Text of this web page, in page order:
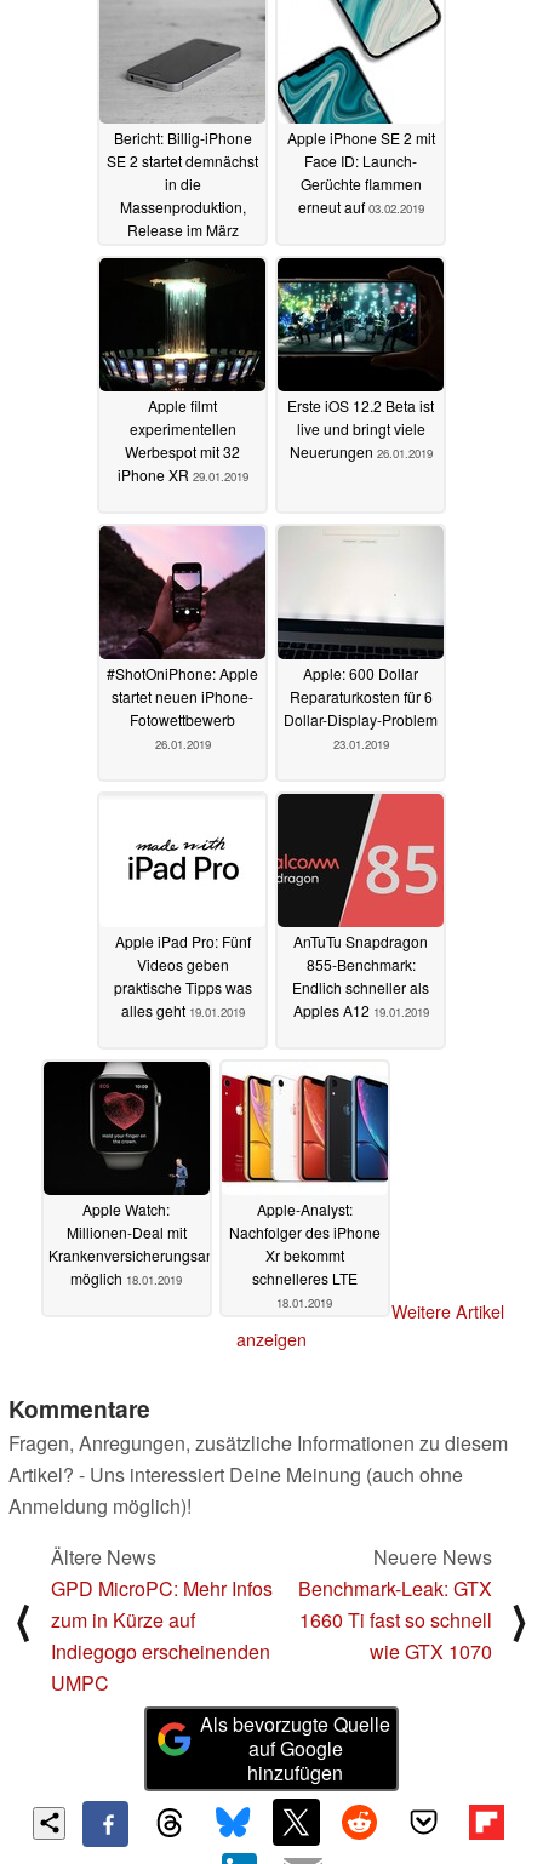
Bericht: Billig-iPhone
SE 2 startet demnächst
in die
Massenproduktion,
Release im März
28.10.2019
Apple iPhone SE 2 mit
Face ID: Launch-
Gerüchte flammen
erneut auf 03.02.2019
Apple filmt
experimentellen
Werbespot mit 32
iPhone XR 29.01.2019
Erste iOS 12.2 Beta ist
live und bringt viele
Neuerungen 26.01.2019
#ShotOniPhone: Apple
startet neuen iPhone-
Fotowettbewerb
26.01.2019
Apple: 600 Dollar
Reparaturkosten für 6
Dollar-Display-Problem
23.01.2019
Apple iPad Pro: Fünf
Videos geben
praktische Tipps was
alles geht 19.01.2019
AnTuTu Snapdragon
855-Benchmark:
Endlich schneller als
Apples A12 19.01.2019
Apple Watch:
Millionen-Deal mit
Krankenversicherungsanbietern
möglich 18.01.2019
Apple-Analyst:
Nachfolger des iPhone
Xr bekommt
schnelleres LTE
18.01.2019
Weitere Artikel
anzeigen
Kommentare
Fragen, Anregungen, zusätzliche Informationen zu diesem
Artikel? - Uns interessiert Deine Meinung (auch ohne
Anmeldung möglich)!
⟨
Ältere News
GPD MicroPC: Mehr Infos
zum in Kürze auf
Indiegogo erscheinenden
UMPC
Neuere News
Benchmark-Leak: GTX
1660 Ti fast so schnell
wie GTX 1070
⟩
Als bevorzugte Quelle
auf Google
hinzufügen